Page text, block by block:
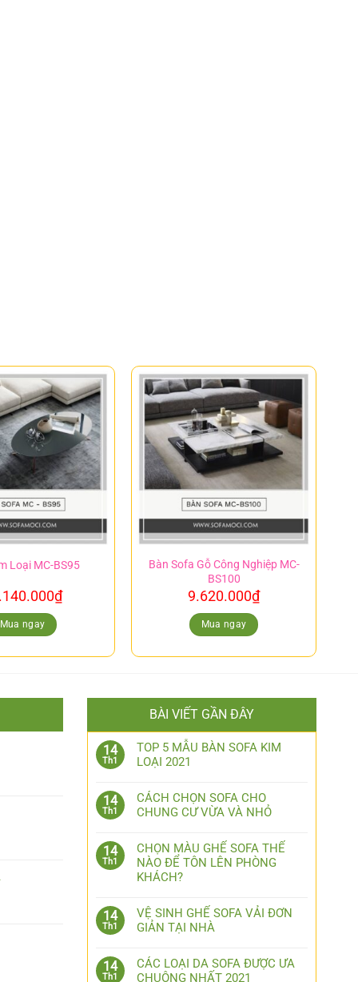
Loại MC-BS95
₫
Mua ngay
Bàn Sofa Gỗ Công Nghiệp MC-
BS100
9.620.000₫
Mua ngay
BÀI VIẾT GẦN ĐÂY
14
Th1
TOP 5 MẪU BÀN SOFA KIM
LOẠI 2021
14
Th1
CÁCH CHỌN SOFA CHO
CHUNG CƯ VỪA VÀ NHỎ
14
Th1
CHỌN MÀU GHẾ SOFA THẾ
NÀO ĐỂ TÔN LÊN PHÒNG
KHÁCH?
14
Th1
VỆ SINH GHẾ SOFA VẢI ĐƠN
GIẢN TẠI NHÀ
14
Th1
CÁC LOẠI DA SOFA ĐƯỢC ƯA
CHUỘNG NHẤT 2021